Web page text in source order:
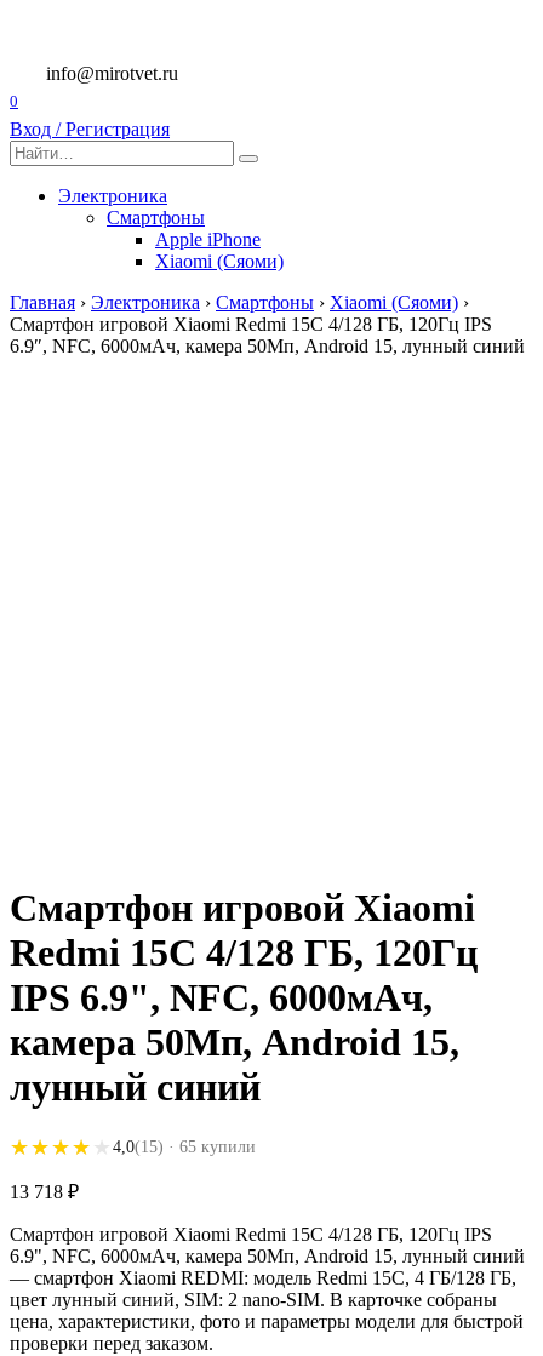
содержанию
info@mirotvet.ru
0
Вход / Регистрация
Search
for:
Электроника
Смартфоны
Apple iPhone
Xiaomi (Сяоми)
Главная › Электроника › Смартфоны › Xiaomi (Сяоми) ›
Смартфон игровой Xiaomi Redmi 15C 4/128 ГБ, 120Гц IPS
6.9″, NFC, 6000мAч, камера 50Мп, Android 15, лунный синий
Смартфон игровой Xiaomi
Redmi 15C 4/128 ГБ, 120Гц
IPS 6.9", NFC, 6000мAч,
камера 50Мп, Android 15,
лунный синий
★★★★★
★★★★★ 4,0(15) · 65 купили
13 718 ₽
Смартфон игровой Xiaomi Redmi 15C 4/128 ГБ, 120Гц IPS
6.9", NFC, 6000мAч, камера 50Мп, Android 15, лунный синий
— смартфон Xiaomi REDMI: модель Redmi 15C, 4 ГБ/128 ГБ,
цвет лунный синий, SIM: 2 nano-SIM. В карточке собраны
цена, характеристики, фото и параметры модели для быстрой
проверки перед заказом.